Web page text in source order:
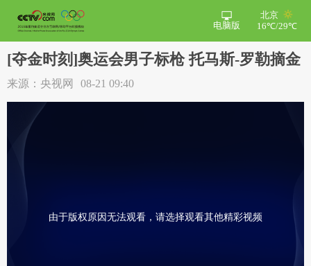
北京
16℃/29℃
电脑版
[夺金时刻]奥运会男子标枪 托马斯-罗勒摘金
来源：央视网 08-21 09:40
由于版权原因无法观看，请选择观看其他精彩视频